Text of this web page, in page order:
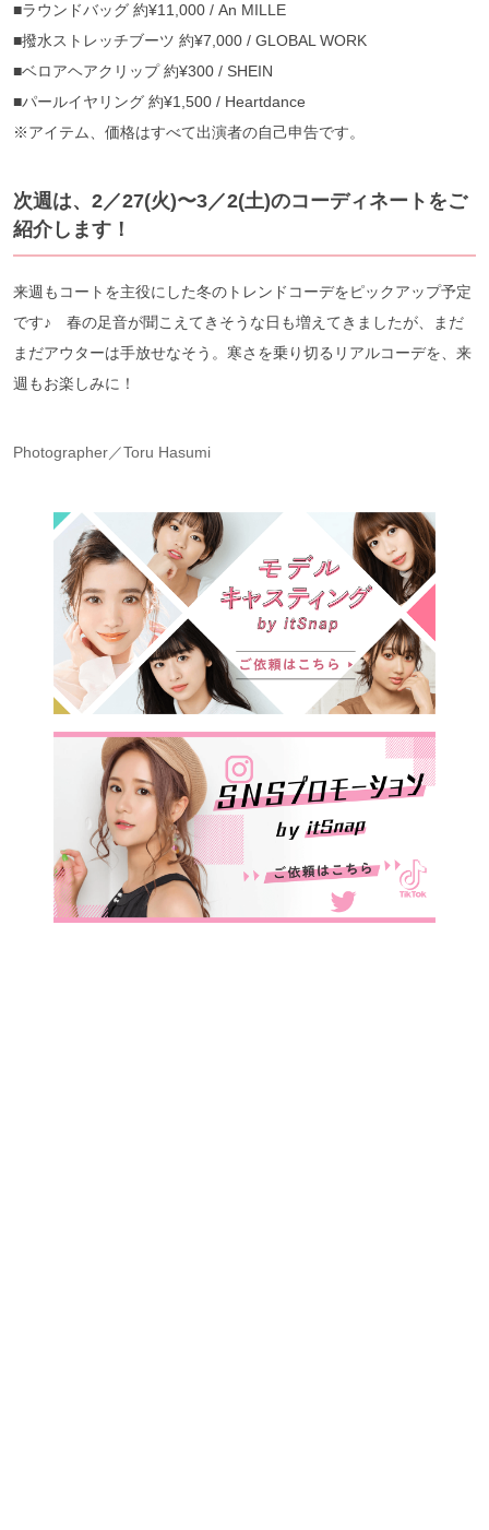
■ラウンドバッグ 約¥11,000 / An MILLE
■撥水ストレッチブーツ 約¥7,000 / GLOBAL WORK
■ベロアヘアクリップ 約¥300 / SHEIN
■パールイヤリング 約¥1,500 / Heartdance
※アイテム、価格はすべて出演者の自己申告です。
次週は、2／27(火)〜3／2(土)のコーディネートをご
紹介します！
来週もコートを主役にした冬のトレンドコーデをピックアップ予定
です♪ 春の足音が聞こえてきそうな日も増えてきましたが、まだ
まだアウターは手放せなそう。寒さを乗り切るリアルコーデを、来
週もお楽しみに！
Photographer／Toru Hasumi